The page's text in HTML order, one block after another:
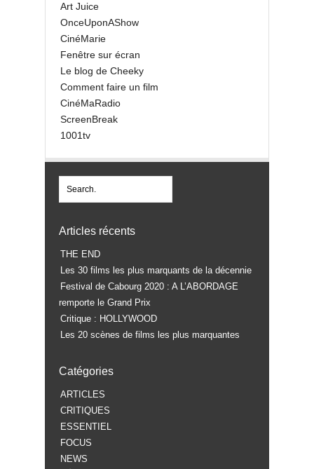
Art Juice
OnceUponAShow
CinéMarie
Fenêtre sur écran
Le blog de Cheeky
Comment faire un film
CinéMaRadio
ScreenBreak
1001tv
Articles récents
THE END
Les 30 films les plus marquants de la décennie
Festival de Cabourg 2020 : A L’ABORDAGE
remporte le Grand Prix
Critique : HOLLYWOOD
Les 20 scènes de films les plus marquantes
Catégories
ARTICLES
CRITIQUES
ESSENTIEL
FOCUS
NEWS